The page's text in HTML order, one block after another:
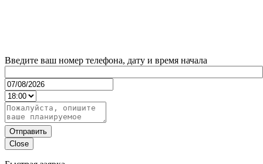
Введите ваш номер телефона, дату и время начала
Отправить
Close